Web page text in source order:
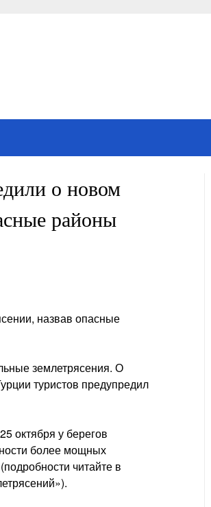
о новом
районы
назвав опасные
землетрясения. О
туристов предупредил
октября у берегов
более мощных
читайте в